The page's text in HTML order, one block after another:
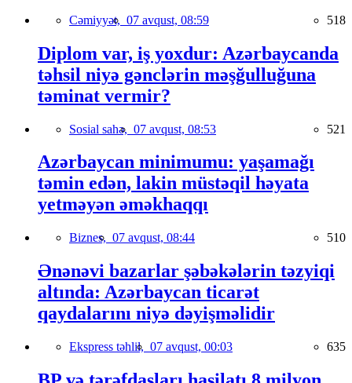
Cəmiyyət, 07 avqust, 08:59 518
Diplom var, iş yoxdur: Azərbaycanda
təhsil niyə gənclərin məşğulluğuna
təminat vermir?
Sosial sahə, 07 avqust, 08:53 521
Azərbaycan minimumu: yaşamağı
təmin edən, lakin müstəqil həyata
yetməyən əməkhaqqı
Biznes, 07 avqust, 08:44 510
Ənənəvi bazarlar şəbəkələrin təzyiqi
altında: Azərbaycan ticarət
qaydalarını niyə dəyişməlidir
Ekspress təhlil, 07 avqust, 00:03 635